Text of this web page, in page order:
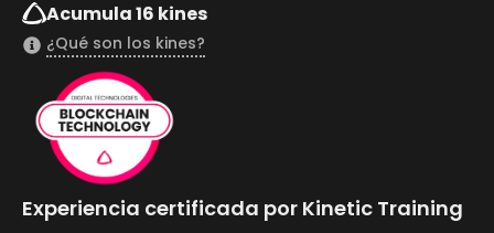
Acumula 16 kines
¿Qué son los kines?
Experiencia certificada por Kinetic Training